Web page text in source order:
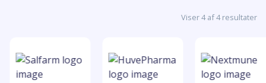
Viser 4 af 4 resultater